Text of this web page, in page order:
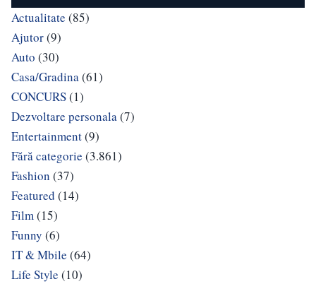
Actualitate (85)
Ajutor(9)
Auto (30)
Casa/Gradina(61)
CONCURS(1)
Dezvoltare personala(7)
Entertainment(9)
Fără categorie (3.861)
Fashion (37)
Featured (14)
Film(15)
Funny (6)
IT & Mbile (64)
Life Style (10)